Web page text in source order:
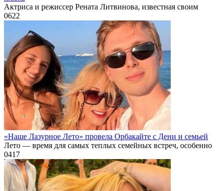
Актриса и режиссер Рената Литвинова, известная своим
0622
«Наше Лазурное Лето» провела Орбакайте с Дени и семьей
Лето — время для самых теплых семейных встреч, особенно
0417